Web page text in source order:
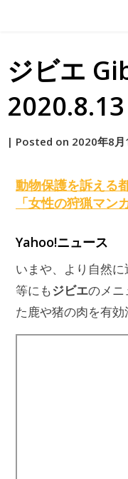
ジビエ
2020.8.13
by
| Posted on 2020年8月
動物保護を訴える
「女性の狩猟マン
Yahoo!ニュース
いまや、より自然
等にもジビエのメニ
た鹿や猪の肉を有